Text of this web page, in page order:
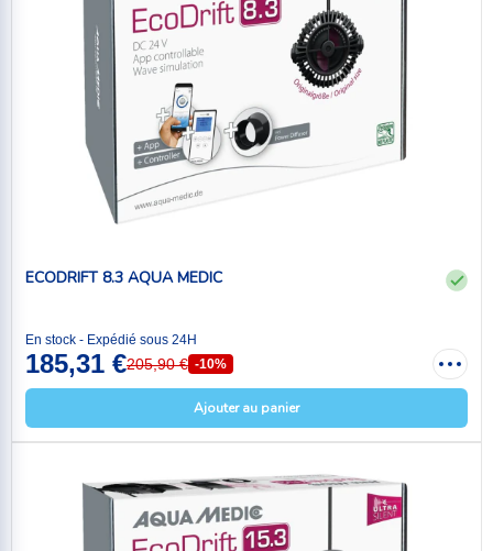
ECODRIFT 8.3 AQUA MEDIC
En stock - Expédié sous 24H
185,31 €205,90 € -10%
Ajouter au panier